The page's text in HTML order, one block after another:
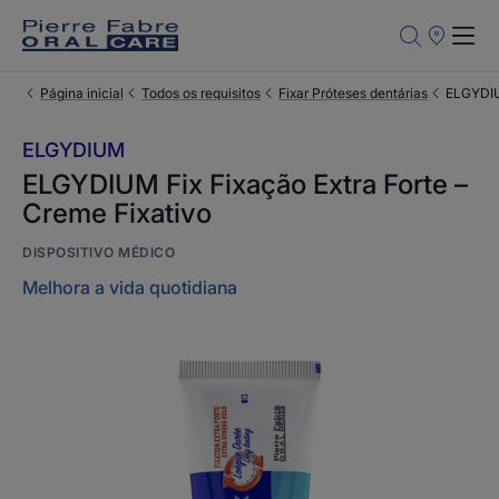
Pontos
Página inicial
Todos os requisitos Fixar Próteses dentárias
ELGYDIUM
ELGYDIUM Fix Fixação Extra Forte –
Creme Fixativo
DISPOSITIVO MÉDICO
Melhora a vida quotidiana